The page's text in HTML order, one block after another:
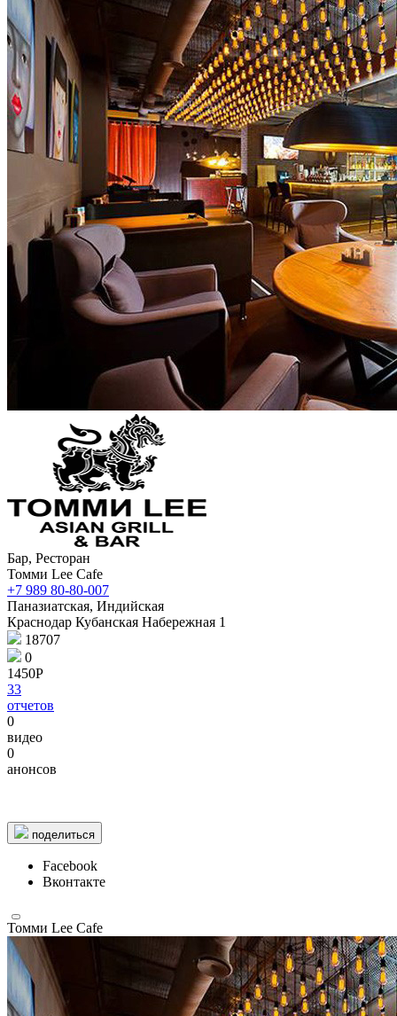
Бар, Ресторан
Томми Lee Cafe
+7 989 80-80-007
Паназиатская, Индийская
Краснодар Кубанская Набережная 1
18707
0
1450Р
33
отчетов
0
видео
0
анонсов
© 1987–2026 HERE |
поделиться
Facebook
Вконтакте
Томми Lee Cafe